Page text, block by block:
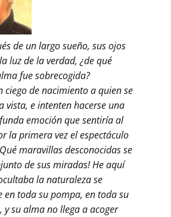
de un largo sueño, sus ojos
luz de la verdad, ¿de qué
fue sobrecogida?
ciego de nacimiento a quien se
vista, e intenten hacerse una
emoción que sentiría al
la primera vez el espectáculo
maravillas desconocidas se
de sus miradas! He aquí
la naturaleza se
en toda su pompa, en toda su
y su alma no llega a acoger